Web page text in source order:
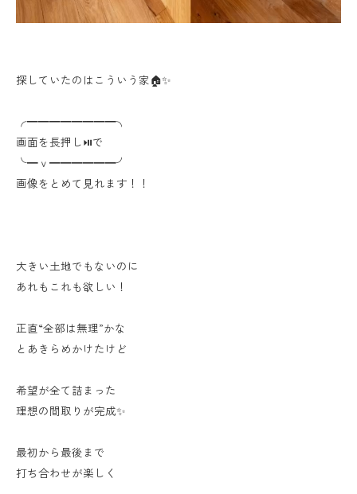
探していたのはこういう家🏠✨
╭━━━━━━━━╮
画面を長押し⏯で
╰━ｖ━━━━━━╯
画像をとめて見れます！！
大きい土地でもないのに
あれもこれも欲しい！
正直“全部は無理”かな
とあきらめかけたけど
希望が全て詰まった
理想の間取りが完成✨
最初から最後まで
打ち合わせが楽しく